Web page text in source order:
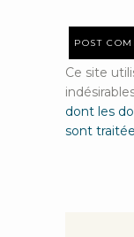
Ce site
dont les
sont